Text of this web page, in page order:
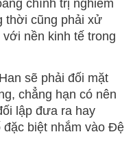
chính trị nghiêm
thời cũng phải xử
nền kinh tế trong
sẽ phải đối mặt
chẳng hạn có nên
lập đưa ra hay
đặc biệt nhắm vào Đệ